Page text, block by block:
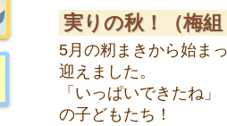
実りの秋！（梅
5月の籾まきから始ま
迎えました。
「いっぱいできたね
の子どもたち！